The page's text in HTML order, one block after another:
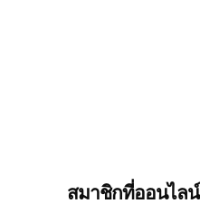
สมาชิกที่ออนไลน์